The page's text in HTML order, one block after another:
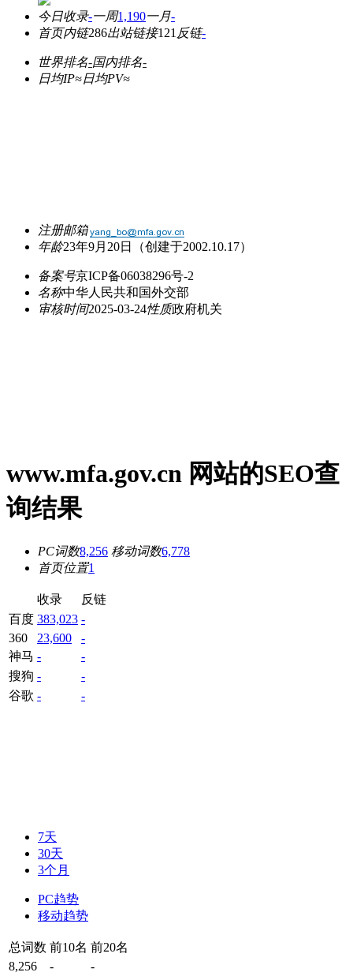
今日收录-一周1,190一月-
首页内链286出站链接121 反链-
世界排名-国内排名-
日均IP≈日均PV≈
注册邮箱
年龄23年9月20日 （创建于2002.10.17）
备案号京ICP备06038296号-2
名称中华人民共和国外交部
审核时间2025-03-24性质政府机关
www.mfa.gov.cn 网站的SEO查
询结果
PC词数8,256 移动词数6,778
首页位置1
收录
反链
百度 383,023 -
360
23,600
-
神马 -
-
搜狗 -
-
谷歌 - -
7天
30天
3个月
PC趋势
移动趋势
总词数 前10名 前20名
8,256
- -